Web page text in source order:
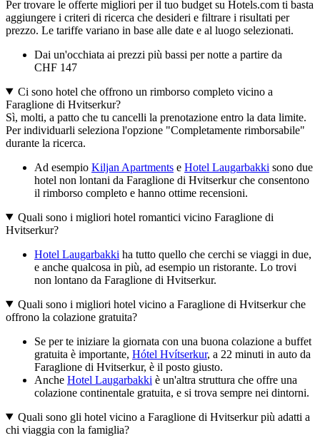
Per trovare le offerte migliori per il tuo budget su Hotels.com ti basta
aggiungere i criteri di ricerca che desideri e filtrare i risultati per
prezzo. Le tariffe variano in base alle date e al luogo selezionati.
Dai un'occhiata ai prezzi più bassi per notte a partire da
CHF 147
Ci sono hotel che offrono un rimborso completo vicino a
Faraglione di Hvitserkur?
Sì, molti, a patto che tu cancelli la prenotazione entro la data limite.
Per individuarli seleziona l'opzione "Completamente rimborsabile"
durante la ricerca.
Ad esempio Kiljan Apartments e Hotel Laugarbakki sono due
hotel non lontani da Faraglione di Hvitserkur che consentono
il rimborso completo e hanno ottime recensioni.
Quali sono i migliori hotel romantici vicino Faraglione di
Hvitserkur?
Hotel Laugarbakki ha tutto quello che cerchi se viaggi in due,
e anche qualcosa in più, ad esempio un ristorante. Lo trovi
non lontano da Faraglione di Hvitserkur.
Quali sono i migliori hotel vicino a Faraglione di Hvitserkur che
offrono la colazione gratuita?
Se per te iniziare la giornata con una buona colazione a buffet
gratuita è importante, Hótel Hvítserkur, a 22 minuti in auto da
Faraglione di Hvitserkur, è il posto giusto.
Anche Hotel Laugarbakki è un'altra struttura che offre una
colazione continentale gratuita, e si trova sempre nei dintorni.
Quali sono gli hotel vicino a Faraglione di Hvitserkur più adatti a
chi viaggia con la famiglia?